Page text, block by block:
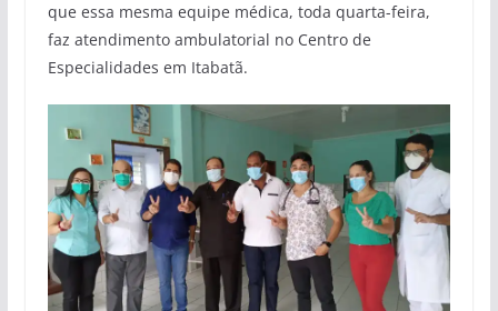
que essa mesma equipe médica, toda quarta-feira,
faz atendimento ambulatorial no Centro de
Especialidades em Itabatã.